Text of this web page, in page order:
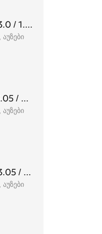
/ 1.75 / 0.8 მ
/ 0.76
/ 0.99